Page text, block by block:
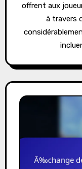
offrent aux
à travers